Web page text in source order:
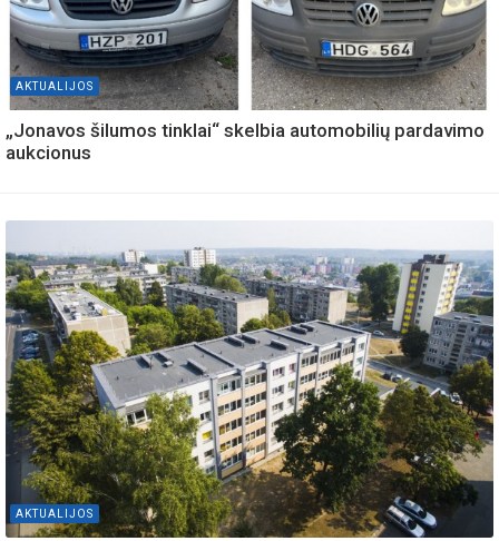
AKTUALIJOS
„Jonavos šilumos tinklai“ skelbia automobilių pardavimo
aukcionus
AKTUALIJOS